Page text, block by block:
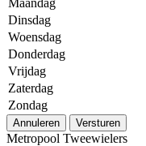
Dinsdag
Woensdag
Donderdag
Vrijdag
Zaterdag
Zondag
Annuleren Versturen
Metropool Tweewielers